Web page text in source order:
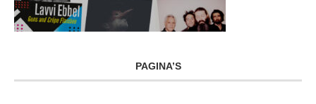
PAGINA’S